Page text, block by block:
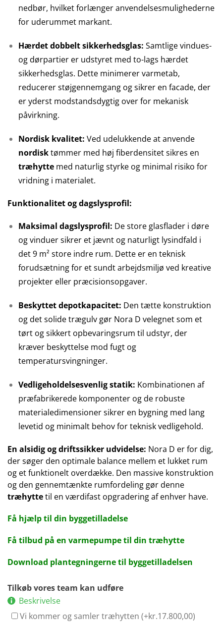
nedbør, hvilket forlænger anvendelsesmulighederne
for uderummet markant.
Hærdet dobbelt sikkerhedsglas: Samtlige vindues-
og dørpartier er udstyret med to-lags hærdet
sikkerhedsglas. Dette minimerer varmetab,
reducerer støjgennemgang og sikrer en facade, der
er yderst modstandsdygtig over for mekanisk
påvirkning.
Nordisk kvalitet: Ved udelukkende at anvende
nordisktømmer med høj fiberdensitet sikres en
træhytte med naturlig styrke og minimal risiko for
vridning i materialet.
Funktionalitet og dagslysprofil:
Maksimal dagslysprofil: De store glasflader i døre
og vinduer sikrer et jævnt og naturligt lysindfald i
det 9 m² store indre rum. Dette er en teknisk
forudsætning for et sundt arbejdsmiljø ved kreative
projekter eller præcisionsopgaver.
Beskyttet depotkapacitet: Den tætte konstruktion
og det solide trægulv gør Nora D velegnet som et
tørt og sikkert opbevaringsrum til udstyr, der
kræver beskyttelse mod fugt og
temperatursvingninger.
Vedligeholdelsesvenlig statik: Kombinationen af
præfabrikerede komponenter og de robuste
materialedimensioner sikrer en bygning med lang
levetid og minimalt behov for teknisk vedligehold.
En alsidig og driftssikker udvidelse: Nora D er for dig,
der søger den optimale balance mellem et lukket rum
og et funktionelt overdække. Den massive konstruktion
og den gennemtænkte rumfordeling gør denne
træhyttetil en værdifast opgradering af enhver have.
Få hjælp til din byggetilladelse
Få tilbud på en varmepumpe til din træhytte
Download plantegningerne til byggetilladelsen
Tilkøb vores team kan udføre
Beskrivelse
Vi kommer og samler træhytten (+kr.17.800,00)